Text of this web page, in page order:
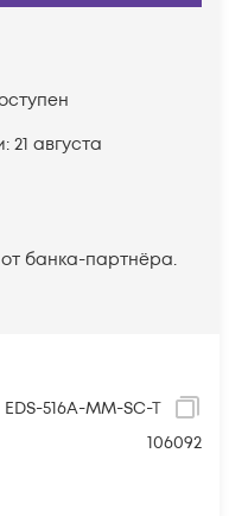
EDS-516A-MM-SC-T
106092
21 августа
от банка-партнёра.